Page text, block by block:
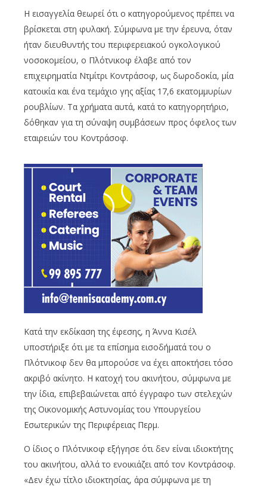
Η εισαγγελία θεωρεί ότι ο κατηγορούμενος πρέπει να
βρίσκεται στη φυλακή. Σύμφωνα με την έρευνα, όταν
ήταν διευθυντής του περιφερειακού ογκολογικού
νοσοκομείου, ο Πλότνικοφ έλαβε από τον
επιχειρηματία Ντμίτρι Κοντράσοφ, ως δωροδοκία, μία
κατοικία και ένα τεμάχιο γης αξίας 17,6 εκατομμυρίων
ρουβλίων. Τα χρήματα αυτά, κατά το κατηγορητήριο,
δόθηκαν για τη σύναψη συμβάσεων προς όφελος των
εταιρειών του Κοντράσοφ.
Κατά την εκδίκαση της έφεσης, η Άννα Κισέλ
υποστήριξε ότι με τα επίσημα εισοδήματά του ο
Πλότνικοφ δεν θα μπορούσε να έχει αποκτήσει τόσο
ακριβό ακίνητο. Η κατοχή του ακινήτου, σύμφωνα με
την ίδια, επιβεβαιώνεται από έγγραφο των στελεχών
της Οικονομικής Αστυνομίας του Υπουργείου
Εσωτερικών της Περιφέρειας Περμ.
Ο ίδιος ο Πλότνικοφ εξήγησε ότι δεν είναι ιδιοκτήτης
του ακινήτου, αλλά το ενοικιάζει από τον Κοντράσοφ.
«Δεν έχω τίτλο ιδιοκτησίας, άρα σύμφωνα με τη